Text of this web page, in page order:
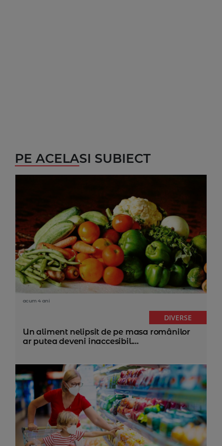
PE ACELASI SUBIECT
acum 4 ani
DIVERSE
Un aliment nelipsit de pe masa românilor
ar putea deveni inaccesibil....